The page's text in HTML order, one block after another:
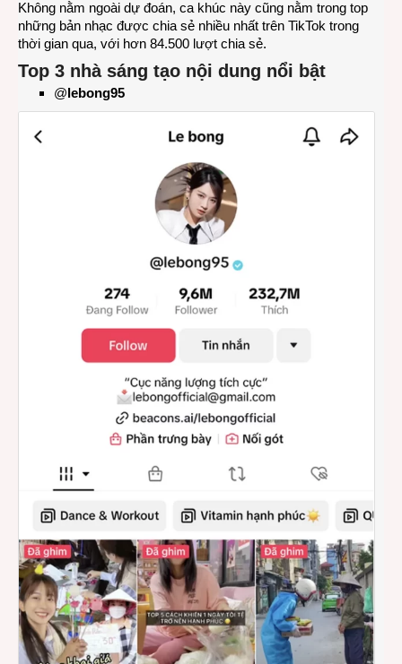
Không nằm ngoài dự đoán, ca khúc này cũng nằm trong top
những bản nhạc được chia sẻ nhiều nhất trên TikTok trong
thời gian qua, với hơn 84.500 lượt chia sẻ.
Top 3 nhà sáng tạo nội dung nổi bật
@lebong95